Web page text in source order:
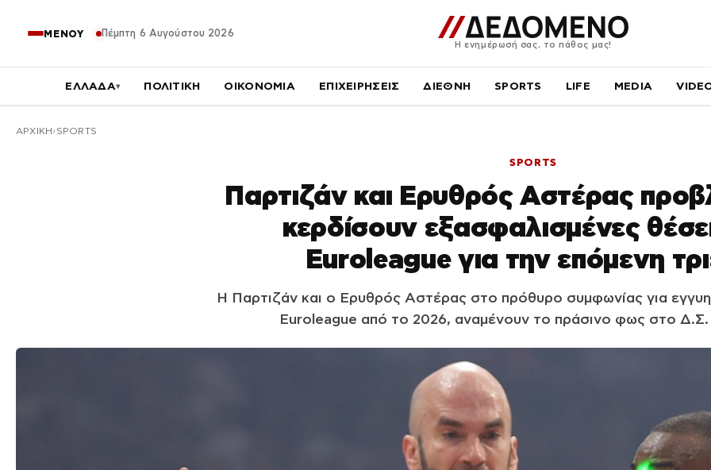
ΜΕΝΟΥ Πέμπτη 6 Αυγούστου 2026
Η ενημέρωσή σας, το πάθος μας!
ΕΛΛΑΔΑ▾ ΠΟΛΙΤΙΚΗ ΟΙΚΟΝΟΜΙΑ ΕΠΙΧΕΙΡΗΣΕΙΣ ΔΙΕΘΝΗ SPORTS LIFE MEDIA
ΑΡΧΙΚΉ SPORTS
SPORTS
Παρτιζάν και Ερυθρός Αστέρας
κερδίσουν εξασφαλισμένες
Euroleague για την επόμενη
Η Παρτιζάν και ο Ερυθρός Αστέρας στο πρόθυρο συμφωνίας για
Euroleague από το 2026, αναμένουν το πράσινο φως στο Δ.Σ.